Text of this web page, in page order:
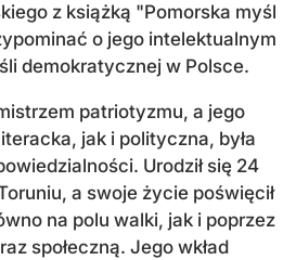
z książką "Pomorska myśl
o jego intelektualnym
demokratycznej w Polsce.
patriotyzmu, a jego
jak i polityczna, była
Urodził się 24
a swoje życie poświęcił
na polu walki, jak i poprzez
społeczną. Jego wkład